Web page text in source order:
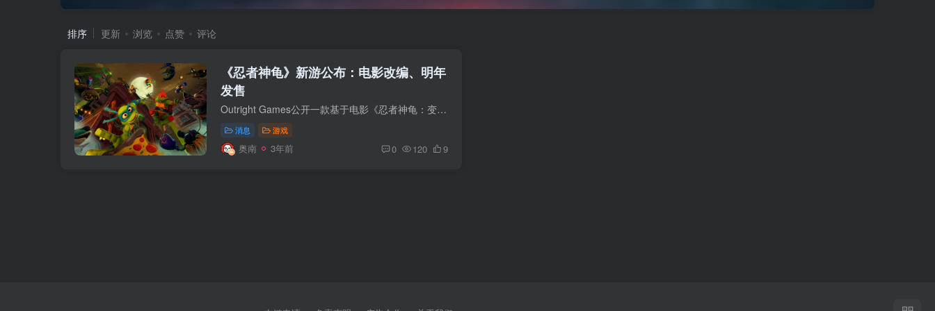
排序 更新 浏览 点赞 评论
《忍者神龟》新游公布：电影改编、明年
发售
Outright Games公开一款基于电影《忍者神龟：变种大乱斗》制作的新游戏，该作预计在2024年末登陆主机和PC平台。 Outright Games首席运营官Stephanie Malham在一份新闻稿中表示：“Nickelodeon是...
消息 游戏
奥南 3年前 0 120 9